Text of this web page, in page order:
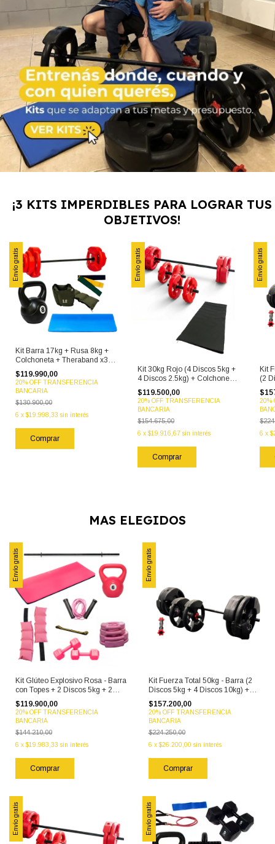
¡3 KITS IMPERDIBLES PARA LOGRAR TUS
OBJETIVOS!
Envío gratis
Kit Barra 17kg + Rusa 8kg +
Colchoneta + Theraband x3 +
$119.990,00
20% OFF TRANSFERENCIA
BANCARIA
$130.900,00
6 x $19.998,33 sin interés
Envío gratis
Kit 30kg Rojo (4 Discos 5kg +
4 Discos 2.5kg) + Colchoneta
+ Mancuernas
$119.500,00
20% OFF TRANSFERENCIA
BANCARIA
$154.675,00
6 x$19.916,67 sin interés
Envío gratis
Kit
(2
20%
6 x
MAS ELEGIDOS
Envío gratis
Kit Glúteo Explosivo Rosa - Barra
con Topes + 2 Discos 5kg + 2
Mancuernas 3kg + Banda Panal
+ Soga + Rusa 6kg + Colchoneta
$119.900,00
20% OFF TRANSFERENCIA
BANCARIA
$144.210,00
6 x $19.983,33 sin interés
Comprar
Envío gratis
Kit Fuerza Total 50kg - Barra (2
Discos 5kg + 4 Discos 10kg) +
$157.200,00
20% OFF TRANSFERENCIA
BANCARIA
$224.250,00
6 x $26.200,00 sin interés
Envío gratis Envío gratis